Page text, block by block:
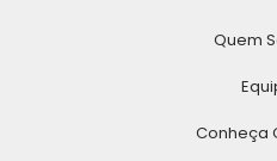
Quem
Conheça